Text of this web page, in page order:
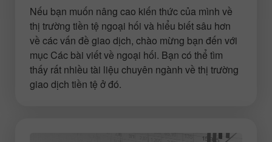
Nếu bạn muốn nâng cao kiến thức của mình về
thị trường tiền tệ ngoại hối và hiểu biết sâu hơn
về các vấn đề giao dịch, chào mừng bạn đến với
mục Các bài viết về ngoại hối. Bạn có thể tìm
thấy rất nhiều tài liệu chuyên ngành về thị trường
giao dịch tiền tệ ở đó.